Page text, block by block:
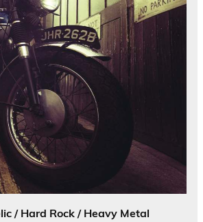
/ Hard Rock / Heavy Metal